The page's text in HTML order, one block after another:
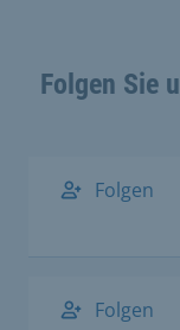
Folgen Sie
Folgen
Folgen